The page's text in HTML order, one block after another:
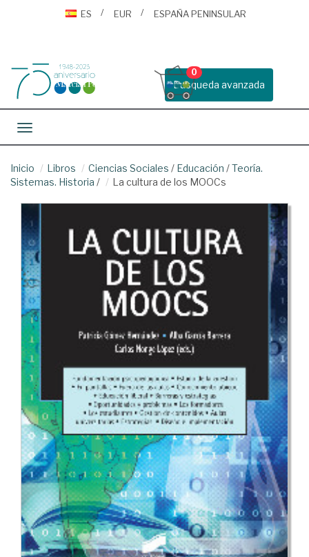
ES
EUR ESPAÑA PENINSULAR
Busqueda avanzada
0
Toggle navigation
Inicio Libros Ciencias Sociales / Educación /Teoría.
Sistemas. Historia / La cultura de los MOOCs